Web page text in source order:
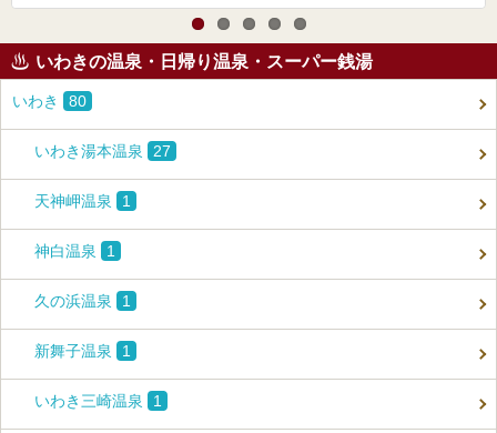
いわきの温泉・日帰り温泉・スーパー銭湯
いわき 80
いわき湯本温泉 27
天神岬温泉 1
神白温泉 1
久の浜温泉 1
新舞子温泉 1
いわき三崎温泉 1